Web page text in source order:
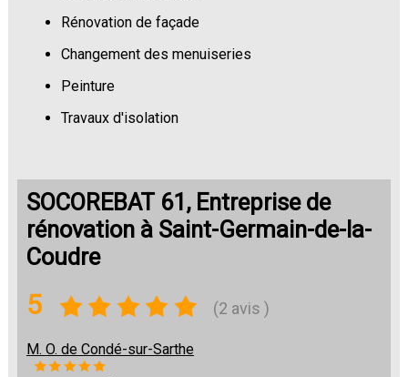
Rénovation de façade
Changement des menuiseries
Peinture
Travaux d'isolation
SOCOREBAT 61, Entreprise de
rénovation à Saint-Germain-de-la-
Coudre
5 (2 avis )
M. O. de Condé-sur-Sarthe